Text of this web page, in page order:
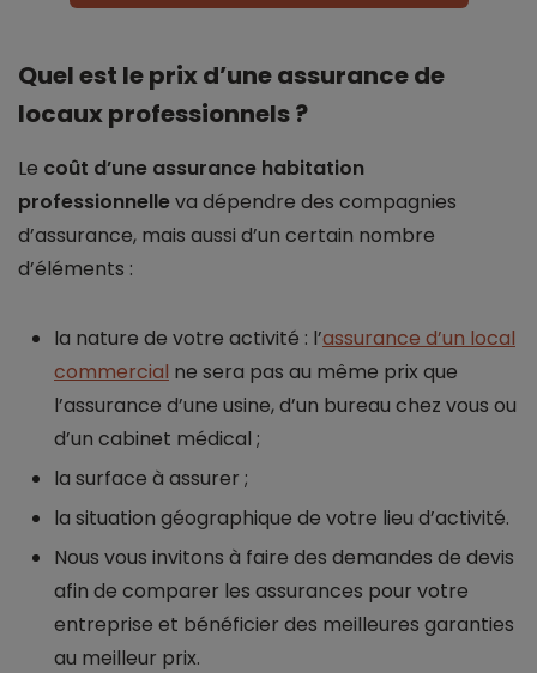
Quel est le prix d’une assurance de
locaux professionnels ?
Le coût d’une assurance habitation
professionnelleva dépendre des compagnies
d’assurance, mais aussi d’un certain nombre
d’éléments :
la nature de votre activité : l’assurance d’un local
commercial ne sera pas au même prix que
l’assurance d’une usine, d’un bureau chez vous ou
d’un cabinet médical ;
la surface à assurer ;
la situation géographique de votre lieu d’activité.
Nous vous invitons à faire des demandes de devis
afin de comparer les assurances pour votre
entreprise et bénéficier des meilleures garanties
au meilleur prix.